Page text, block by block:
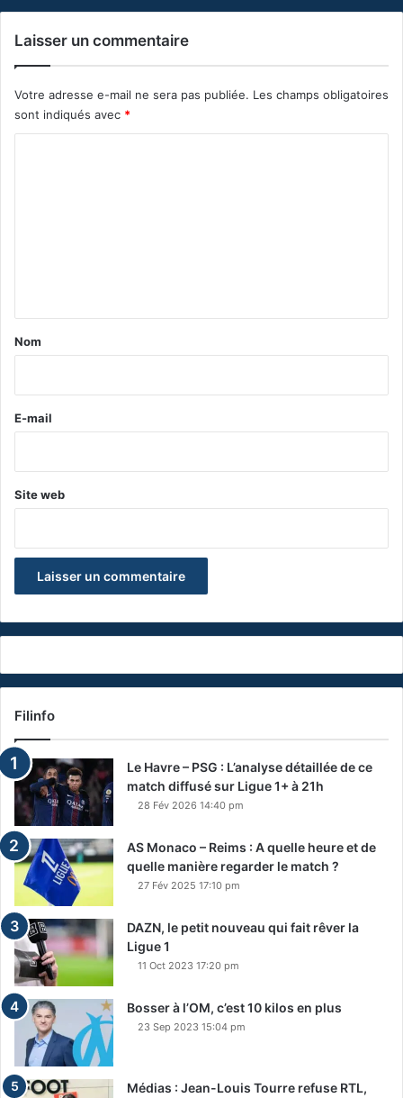
Laisser un commentaire
Votre adresse e-mail ne sera pas publiée. Les champs obligatoires
sont indiqués avec *
a
e
Nom
E-mail
Site web
Filinfo
Le Havre – PSG : L’analyse détaillée de ce
match diffusé sur Ligue 1+ à 21h
28 Fév 2026 14:40 pm
AS Monaco – Reims : A quelle heure et de
quelle manière regarder le match ?
27 Fév 2025 17:10 pm
DAZN, le petit nouveau qui fait rêver la
Ligue 1
11 Oct 2023 17:20 pm
Bosser à l’OM, c’est 10 kilos en plus
23 Sep 2023 15:04 pm
Médias : Jean-Louis Tourre refuse RTL,